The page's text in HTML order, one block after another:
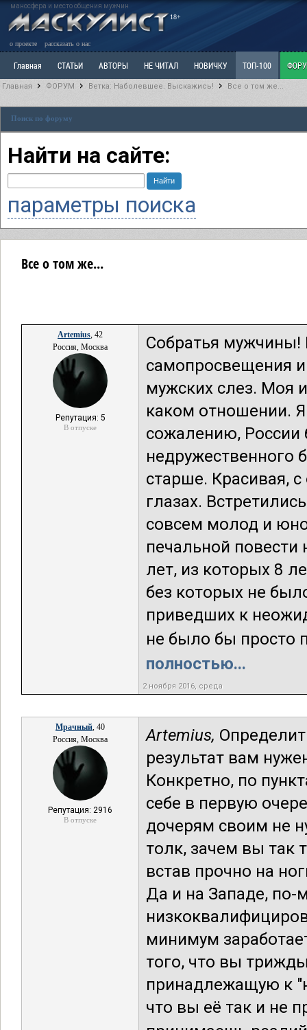
маносфера и место общения мужчин
18+
о проекте рассказать о нас
Главная СТАТЬИ АВТОРЫ НЕ ЧИТАЛ НОВИЧКУ ТОП-100
РАЗДЕЛ: Разное
Главная ФОРУМ Ветка: Наболевшее. Выскажись! Все о том же...
Поиск по форуму
Найти на сайте:
параметры поиска
Все о том же...
Artemius, 42
Россия, Москва
Репутация: 5
В отпуске
Собратья мужчины!
самопросвещения
мужских слез. Моя
каком отношении.
сожалению, России
недружественного
старше. Красивая,
глазах.
совсем молод и
печальной повести
лет, из которых 8
без которых не
приведших к
не было бы просто
полностью...
2 ноября 2016, среда
Мрачный, 40
Россия, Москва
Репутация: 2916
В отпуске
Artemius,
результат вам
Конкретно, по
себе в первую
дочерям своим не
толк, зачем вы так
встав прочно на
Да и на Западе,
минимум
того, что вы
принадлежащую к
что вы её так и не